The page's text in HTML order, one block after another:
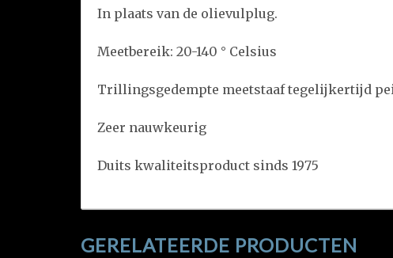
In plaats van de olievulplug.
Meetbereik: 20-140 ° Celsius
Trillingsgedempte meetstaaf tegelijkertijd
Zeer nauwkeurig
Duits kwaliteitsproduct sinds 1975
GERELATEERDE PRODUCTEN